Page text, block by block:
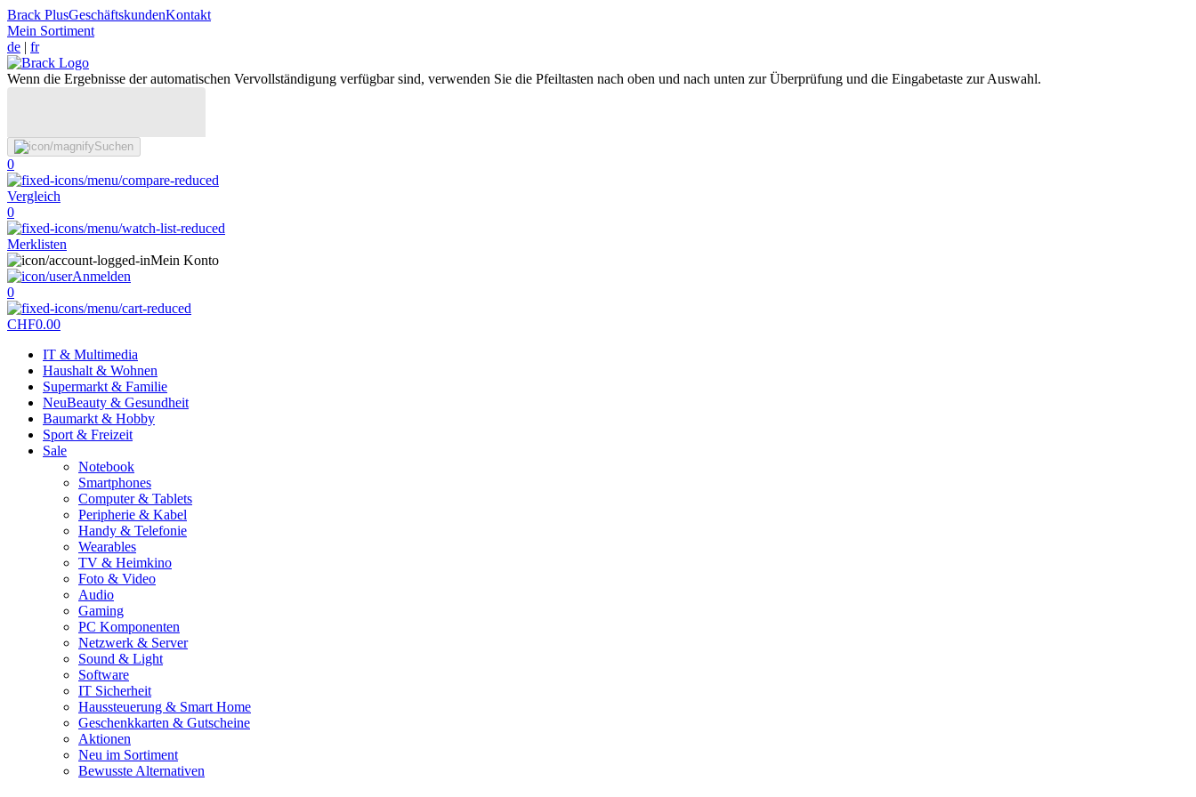
Brack PlusGeschäftskundenKontakt
Mein Sortiment
de | fr
Wenn die Ergebnisse der automatischen Vervollständigung verfügbar sind, verwenden Sie die Pfeiltasten nach oben und nach unten zur Überprüfung und die Eingabetaste zur Auswahl.
Suchen
0
Vergleich
0
Merklisten
Mein Konto
Anmelden
0
CHF0.00
IT & Multimedia
Haushalt & Wohnen
Supermarkt & Familie
NeuBeauty & Gesundheit
Baumarkt & Hobby
Sport & Freizeit
Sale
Notebook
Smartphones
Computer & Tablets
Peripherie & Kabel
Handy & Telefonie
Wearables
TV & Heimkino
Foto & Video
Audio
Gaming
PC Komponenten
Netzwerk & Server
Sound & Light
Software
IT Sicherheit
Haussteuerung & Smart Home
Geschenkkarten & Gutscheine
Aktionen
Neu im Sortiment
Bewusste Alternativen